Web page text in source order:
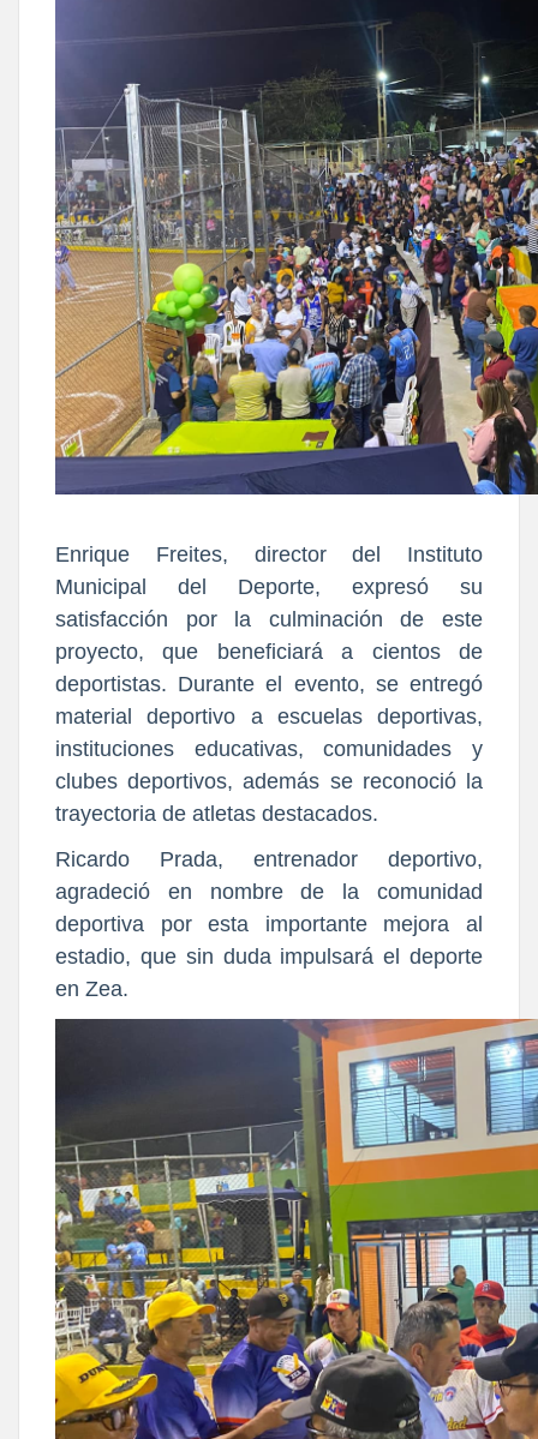
Enrique Freites, director del Instituto
Municipal del Deporte, expresó su
satisfacción por la culminación de este
proyecto, que beneficiará a cientos de
deportistas. Durante el evento, se entregó
material deportivo a escuelas deportivas,
instituciones educativas, comunidades y
clubes deportivos, además se reconoció la
trayectoria de atletas destacados.
Ricardo Prada, entrenador deportivo,
agradeció en nombre de la comunidad
deportiva por esta importante mejora al
estadio, que sin duda impulsará el deporte
en Zea.